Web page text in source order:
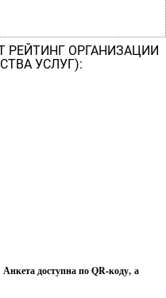
ОРГАНИЗАЦИИ
УСЛУГ):
Анкета доступна по QR-коду, а